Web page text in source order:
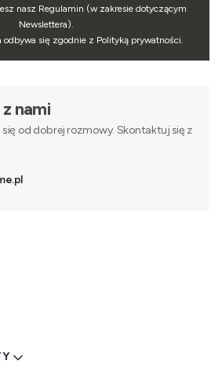
nasz Regulamin (w zakresie dotyczącym
Newslettera).
odbywa się zgodnie z Polityką prywatności.
nami
od dobrej rozmowy. Skontaktuj się z